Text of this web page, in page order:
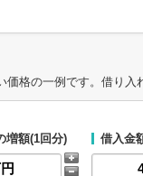
格の一例です。借り入
増額(1回分) 借入金